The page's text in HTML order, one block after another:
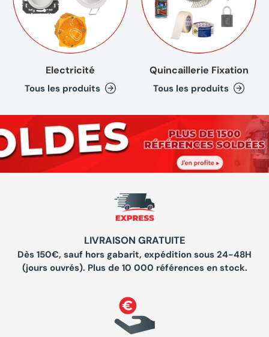
Electricité
Tous les produits
Quincaillerie Fixation
Tous les produits
LIVRAISON GRATUITE
Dès 150€, sauf hors gabarit, expédition sous 24-48H
(jours ouvrés). Plus de 10 000 références en stock.